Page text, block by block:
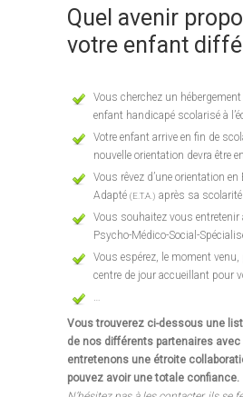
Quel avenir
votre enfant
Vous cherchez un hébergement
enfant handicapé scolarisé à
Votre enfant arrive en fin de
nouvelle orientation devra être
Vous rêvez d’une orientation en
Adapté (E.T.A.) après sa scolarité
Vous souhaitez vous entretenir
Psycho-Médico-Social-
Vous espérez, le moment
centre de jour accueillant pour
Vous trouverez ci-dessous une
de nos différents partenaires avec
entretenons une étroite
pouvez avoir une totale confiance.